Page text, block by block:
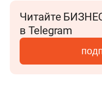
Читайте
в Telegram